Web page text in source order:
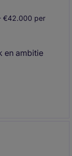
€42.000 per
en ambitie
en
je